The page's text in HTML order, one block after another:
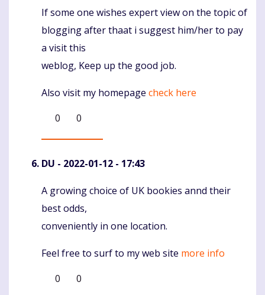
Komentaras
If some one wishes expert view on the topic of
blogging after thaat i suggest him/her to pay
a visit this
weblog, Keep up the good job.
Also visit my homepage check here
0
0
DU - 2022-01-12 - 17:43
Komentaras
A growing choice of UK bookies annd their
best odds,
conveniently in one location.
Feel free to surf to my web site more info
0
0